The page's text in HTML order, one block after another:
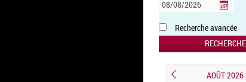
Recherche avancée
AOÛT 2026